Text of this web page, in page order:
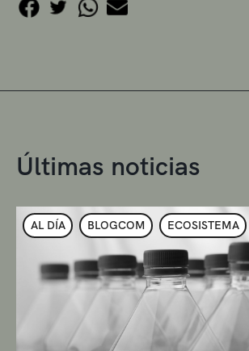
Últimas noticias
AL DÍA BLOGCOM ECOSISTEMA